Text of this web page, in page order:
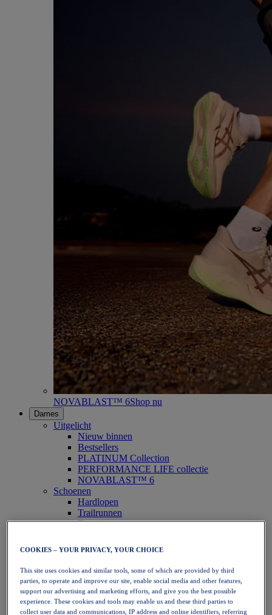
NOVABLAST™ 6Shop nu
Dames
Uitgelicht
Nieuw binnen
Bestsellers
PLATINUM Collection
PERFORMANCE LIFE collectie
NOVABLAST™ 6
Schoenen
Hardlopen
Trailrunnen
Tennis
Handbal
Netbal
SportStyle
Bovenkleding
Sport-bh's
Tanktops
COOKIES – YOUR PRIVACY, YOUR CHOICE
This site uses cookies and similar tools, some of which are provided by third
parties, to operate and improve our site, enable social media and other features,
support our advertising and marketing efforts, and give you the best possible
experience. These cookies and tools may enable us and these third parties to
collect user data and communications, IP address and online identifiers, referring